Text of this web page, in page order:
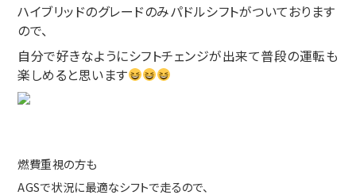
ハイブリッドのグレードのみパドルシフトがついております
ので、
自分で好きなようにシフトチェンジが出来て普段の運転も
楽しめると思います
燃費重視の方も
AGSで状況に最適なシフトで走るので、